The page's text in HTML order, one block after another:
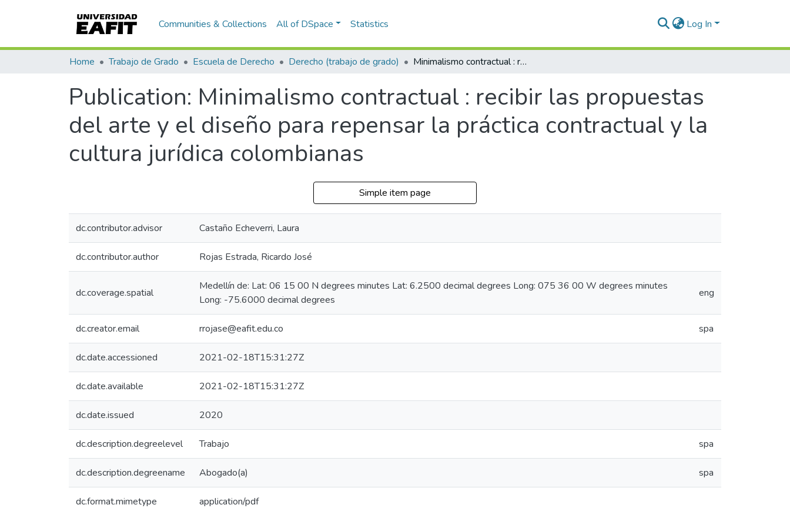
Communities & Collections All of DSpace Statistics Log In
Home Trabajo de Grado Escuela de Derecho Derecho (trabajo de grado) Minimalismo contractual : recibir las propuestas del arte y el diseño para repensar la práctica contractual y la cultura jurídica colombianas
Publication: Minimalismo contractual : recibir las propuestas
del arte y el diseño para repensar la práctica contractual y la
cultura jurídica colombianas
Simple item page
dc.contributor.advisor Castaño Echeverri, Laura
dc.contributor.author Rojas Estrada, Ricardo José
dc.coverage.spatial
Medellín de: Lat: 06 15 00 N degrees minutes Lat: 6.2500 decimal degrees Long: 075 36 00 W degrees minutes
Long: -75.6000 decimal degrees
eng
dc.creator.email rrojase@eafit.edu.co spa
dc.date.accessioned 2021-02-18T15:31:27Z
dc.date.available 2021-02-18T15:31:27Z
dc.date.issued 2020
dc.description.degreelevel Trabajo spa
dc.description.degreename Abogado(a) spa
dc.format.mimetype application/pdf